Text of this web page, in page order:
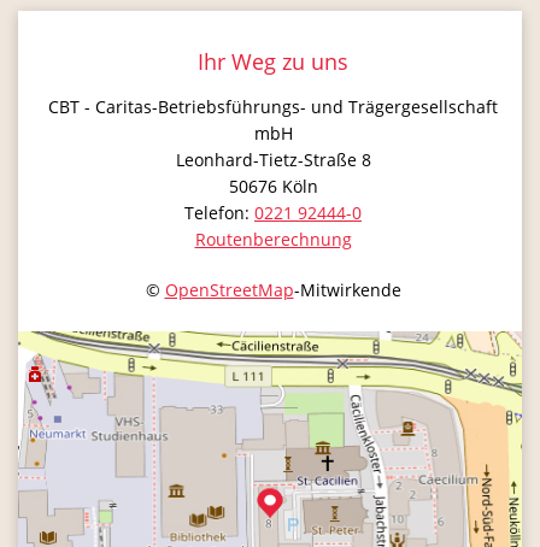
Ihr Weg zu uns
CBT - Caritas-Betriebsführungs- und Trägergesellschaft
mbH
Leonhard-Tietz-Straße 8
50676 Köln
Telefon: 0221 92444-0
Routenberechnung
© OpenStreetMap-Mitwirkende